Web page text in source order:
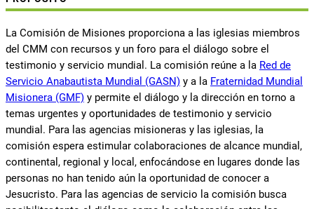
La Comisión de Misiones proporciona a las iglesias miembros
del CMM con recursos y un foro para el diálogo sobre el
testimonio y servicio mundial. La comisión reúne a la Red de
Servicio Anabautista Mundial (GASN) y a la Fraternidad Mundial
Misionera (GMF) y permite el diálogo y la dirección en torno a
temas urgentes y oportunidades de testimonio y servicio
mundial. Para las agencias misioneras y las iglesias, la
comisión espera estimular colaboraciones de alcance mundial,
continental, regional y local, enfocándose en lugares donde las
personas no han tenido aún la oportunidad de conocer a
Jesucristo. Para las agencias de servicio la comisión busca